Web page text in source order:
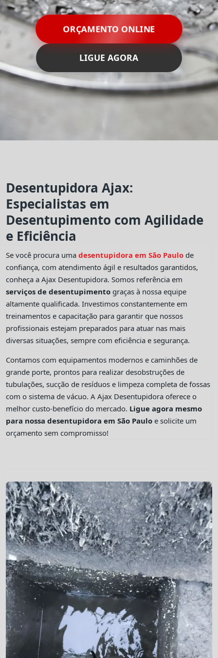
ORÇAMENTO ONLINE
LIGUE AGORA
Desentupidora Ajax:
Especialistas em
Desentupimento com Agilidade
e Eficiência
Se você procura umadesentupidora em São Paulo de
confiança, com atendimento ágil e resultados garantidos,
conheça a Ajax Desentupidora. Somos referência em
serviços de desentupimento graças à nossa equipe
altamente qualificada. Investimos constantemente em
treinamentos e capacitação para garantir que nossos
profissionais estejam preparados para atuar nas mais
diversas situações, sempre com eficiência e segurança.
Contamos com equipamentos modernos e caminhões de
grande porte, prontos para realizar desobstruções de
tubulações, sucção de resíduos e limpeza completa de fossas
com o sistema de vácuo. A Ajax Desentupidora oferece o
melhor custo-benefício do mercado. Ligue agora mesmo
para nossa desentupidora em São Paulo e solicite um
orçamento sem compromisso!